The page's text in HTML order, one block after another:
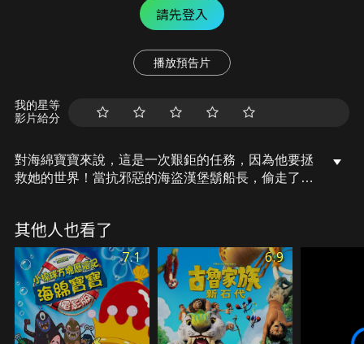
請先登入
播放預告片
我的星等
影片給分
對海綿寶寶來說，這是一次艱鉅的任務，因為他要拯
救她的世界！當抗邪惡的海盜漢堡鬍船長，偷走了高
蟹老闆決定一起離開水面，合力搶回秘方…。
其他人也看了
7.1 6.9